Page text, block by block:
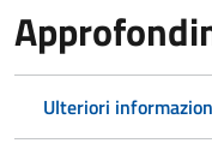
Ulteriori